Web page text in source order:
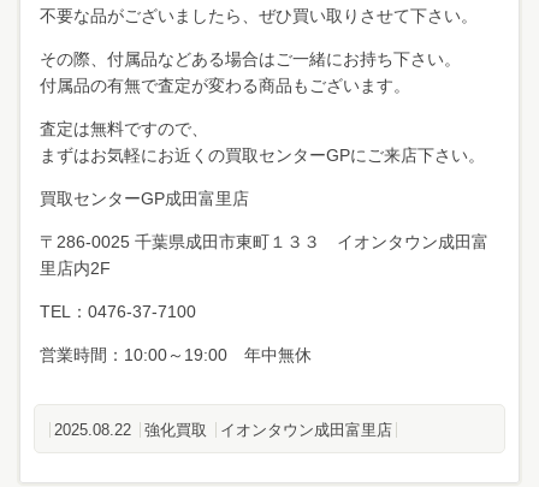
不要な品がございましたら、ぜひ買い取りさせて下さい。
その際、付属品などある場合はご一緒にお持ち下さい。
付属品の有無で査定が変わる商品もございます。
査定は無料ですので、
まずはお気軽にお近くの買取センターGPにご来店下さい。
買取センターGP成田富里店
〒286-0025 千葉県成田市東町１３３ イオンタウン成田富
里店内2F
TEL：0476-37-7100
営業時間：10:00～19:00 年中無休
2025.08.22 強化買取 イオンタウン成田富里店